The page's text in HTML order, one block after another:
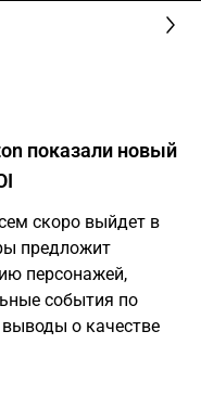
показали новый
скоро выйдет в
предложит
персонажей,
события по
о качестве